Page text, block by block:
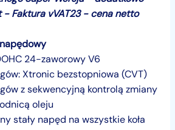
- Faktura vVAT23 - cena netto
24-zaworowy V6
Xtronic bezstopniowa (CVT)
z sekwencyjną kontrolą zmiany
oleju
stały napęd na wszystkie koła